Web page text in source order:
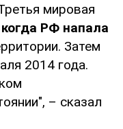
мировая
когда РФ напала
Затем
2014 года.
– сказал